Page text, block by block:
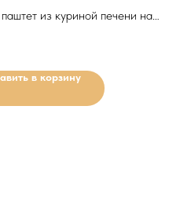
из куриной печени на
яйцом.
количество для
10шт.
в корзину